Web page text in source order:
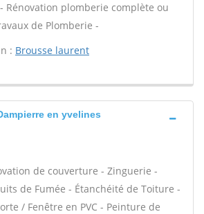
Rénovation plomberie complète ou
de Plomberie -
: Brousse laurent
en yvelines
de couverture - Zinguerie -
de Fumée - Étanchéité de Toiture -
/ Fenêtre en PVC - Peinture de